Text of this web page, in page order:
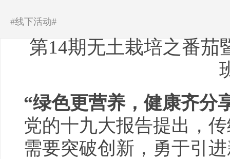
#线下活动#
第14期无土栽培之番茄
“绿色更营养，健康齐分
党的十九大报告提出，
需要突破创新，勇于引